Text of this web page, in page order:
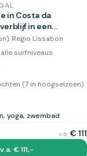
in Costa da
in een
vlakbij het strand
Regio Lissabon
surfniveaus
(7 in hoogseizoen)
yoga, zwembad
v.a. € 111
€ 111,-